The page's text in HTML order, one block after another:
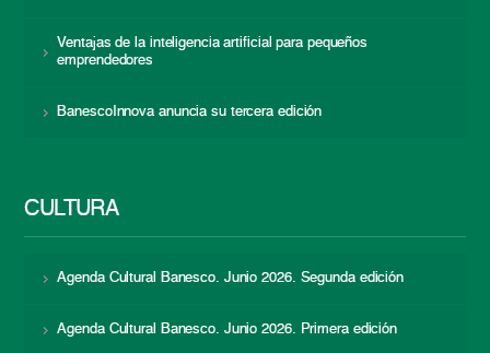
Ventajas de la inteligencia artificial para pequeños
emprendedores
BanescoInnova anuncia su tercera edición
CULTURA
Agenda Cultural Banesco. Junio 2026. Segunda edición
Agenda Cultural Banesco. Junio 2026. Primera edición